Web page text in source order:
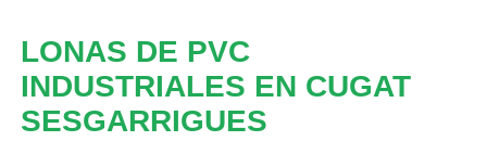
LONAS DE PVC
INDUSTRIALES EN CUGAT
SESGARRIGUES